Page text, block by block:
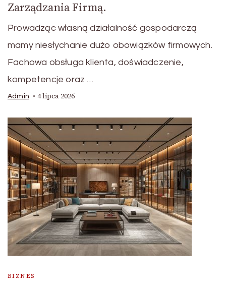
Zarządzania Firmą.
Prowadząc własną działalność gospodarczą
mamy niesłychanie dużo obowiązków firmowych.
Fachowa obsługa klienta, doświadczenie,
kompetencje oraz …
Admin 4 lipca 2026
BIZNES